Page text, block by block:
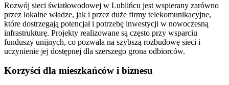
Rozwój sieci światłowodowej w Lublińcu jest wspierany zarówno
przez lokalne władze, jak i przez duże firmy telekomunikacyjne,
które dostrzegają potencjał i potrzebę inwestycji w nowoczesną
infrastrukturę. Projekty realizowane są często przy wsparciu
funduszy unijnych, co pozwala na szybszą rozbudowę sieci i
uczynienie jej dostępnej dla szerszego grona odbiorców.
Korzyści dla mieszkańców i biznesu